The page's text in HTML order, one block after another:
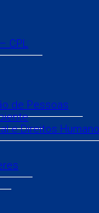
CPL
de Pessoas
e Direitos